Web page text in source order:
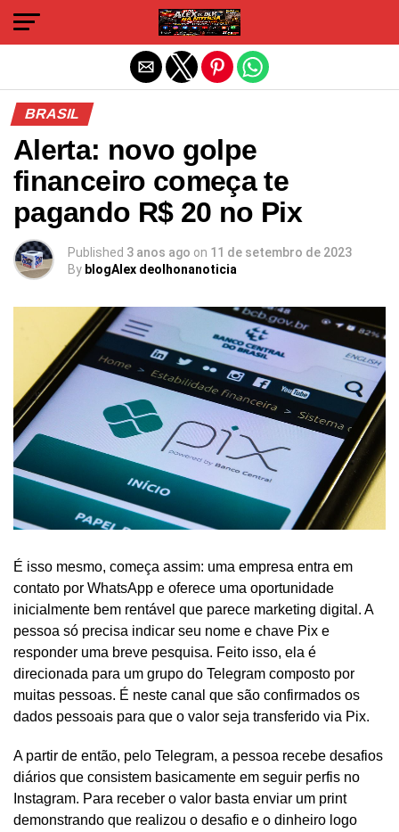
BRASIL
Alerta: novo golpe
financeiro começa te
pagando R$ 20 no Pix
Published 3 anos ago on 11 de setembro de 2023
By blogAlex deolhonanoticia
É isso mesmo, começa assim: uma empresa entra em
contato por WhatsApp e oferece uma oportunidade
inicialmente bem rentável que parece marketing digital. A
pessoa só precisa indicar seu nome e chave Pix e
responder uma breve pesquisa. Feito isso, ela é
direcionada para um grupo do Telegram composto por
muitas pessoas. É neste canal que são confirmados os
dados pessoais para que o valor seja transferido via Pix.
A partir de então, pelo Telegram, a pessoa recebe desafios
diários que consistem basicamente em seguir perfis no
Instagram. Para receber o valor basta enviar um print
demonstrando que realizou o desafio e o dinheiro logo
Sair da versão mobile